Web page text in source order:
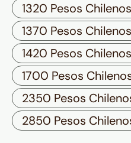
1320 Pesos
1370 Pesos
1420 Pesos
1700 Pesos
2350 Pesos
2850 Pesos